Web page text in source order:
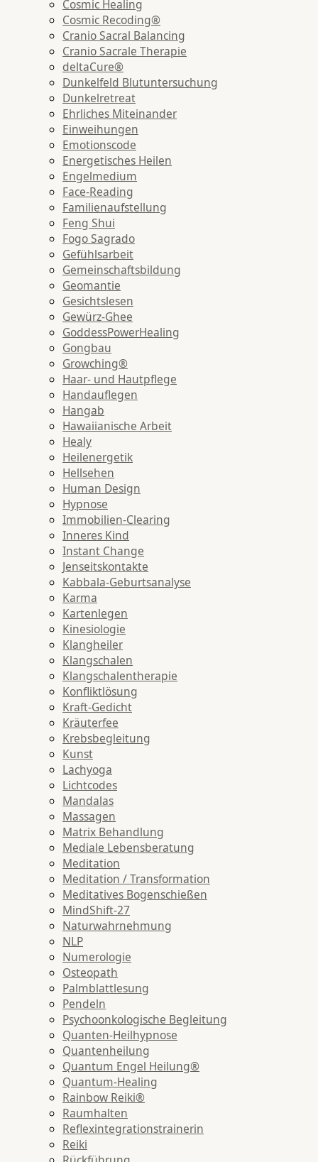
Cosmic Healing
Cosmic Recoding®
Cranio Sacral Balancing
Cranio Sacrale Therapie
deltaCure®
Dunkelfeld Blutuntersuchung
Dunkelretreat
Ehrliches Miteinander
Einweihungen
Emotionscode
Energetisches Heilen
Engelmedium
Face-Reading
Familienaufstellung
Feng Shui
Fogo Sagrado
Gefühlsarbeit
Gemeinschaftsbildung
Geomantie
Gesichtslesen
Gewürz-Ghee
GoddessPowerHealing
Gongbau
Growching®
Haar- und Hautpflege
Handauflegen
Hangab
Hawaiianische Arbeit
Healy
Heilenergetik
Hellsehen
Human Design
Hypnose
Immobilien-Clearing
Inneres Kind
Instant Change
Jenseitskontakte
Kabbala-Geburtsanalyse
Karma
Kartenlegen
Kinesiologie
Klangheiler
Klangschalen
Klangschalentherapie
Konfliktlösung
Kraft-Gedicht
Kräuterfee
Krebsbegleitung
Kunst
Lachyoga
Lichtcodes
Mandalas
Massagen
Matrix Behandlung
Mediale Lebensberatung
Meditation
Meditation / Transformation
Meditatives Bogenschießen
MindShift-27
Naturwahrnehmung
NLP
Numerologie
Osteopath
Palmblattlesung
Pendeln
Psychoonkologische Begleitung
Quanten-Heilhypnose
Quantenheilung
Quantum Engel Heilung®
Quantum-Healing
Rainbow Reiki®
Raumhalten
Reflexintegrationstrainerin
Reiki